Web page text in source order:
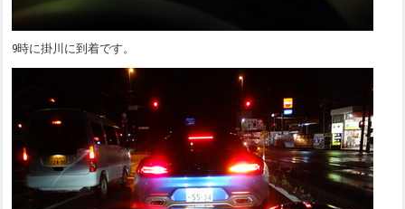
9時に掛川に到着です。